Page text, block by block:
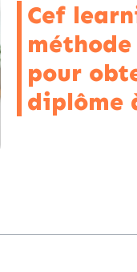
Cef
pour
diplôme